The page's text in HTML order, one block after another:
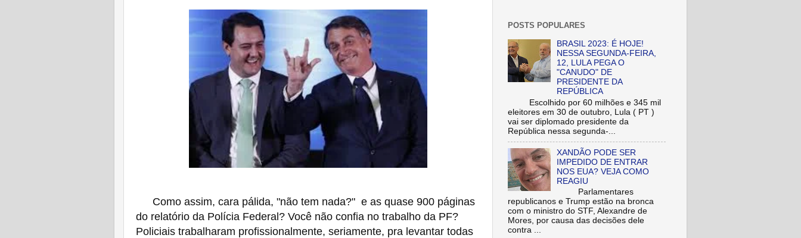
Como assim, cara pálida, "não tem nada?" e as quase 900 páginas
do relatório da Polícia Federal? Você não confia no trabalho da PF?
Policiais trabalharam profissionalmente, seriamente, pra levantar todas
POSTS POPULARES
BRASIL 2023: É HOJE!
NESSA SEGUNDA-FEIRA,
12, LULA PEGA O
"CANUDO" DE
PRESIDENTE DA
REPÚBLICA
Escolhido por 60 milhões e 345 mil
eleitores em 30 de outubro, Lula ( PT )
vai ser diplomado presidente da
República nessa segunda-...
XANDÃO PODE SER
IMPEDIDO DE ENTRAR
NOS EUA? VEJA COMO
REAGIU
Parlamentares
republicanos e Trump estão na bronca
com o ministro do STF, Alexandre de
Mores, por causa das decisões dele
contra ...